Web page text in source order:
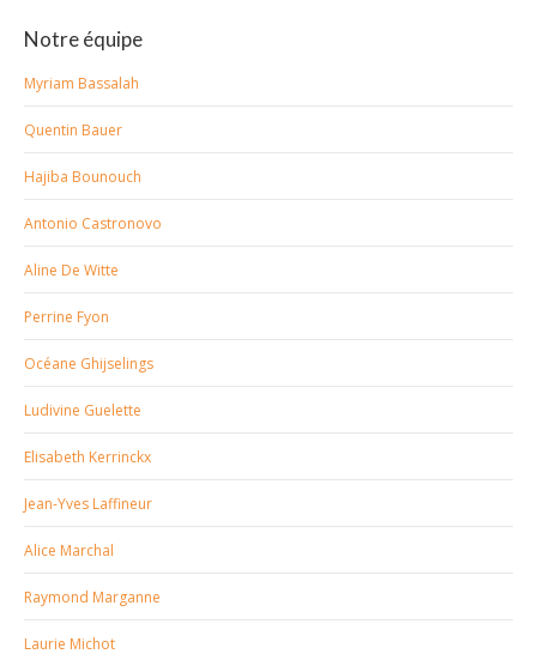
Notre équipe
Myriam Bassalah
Quentin Bauer
Hajiba Bounouch
Antonio Castronovo
Aline De Witte
Perrine Fyon
Océane Ghijselings
Ludivine Guelette
Elisabeth Kerrinckx
Jean-Yves Laffineur
Alice Marchal
Raymond Marganne
Laurie Michot